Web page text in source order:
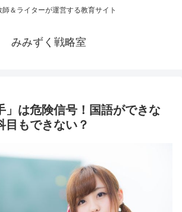
師＆ライターが運営する教育サイト
みみずく戦略室
」は危険信号！国語ができな
目もできない？